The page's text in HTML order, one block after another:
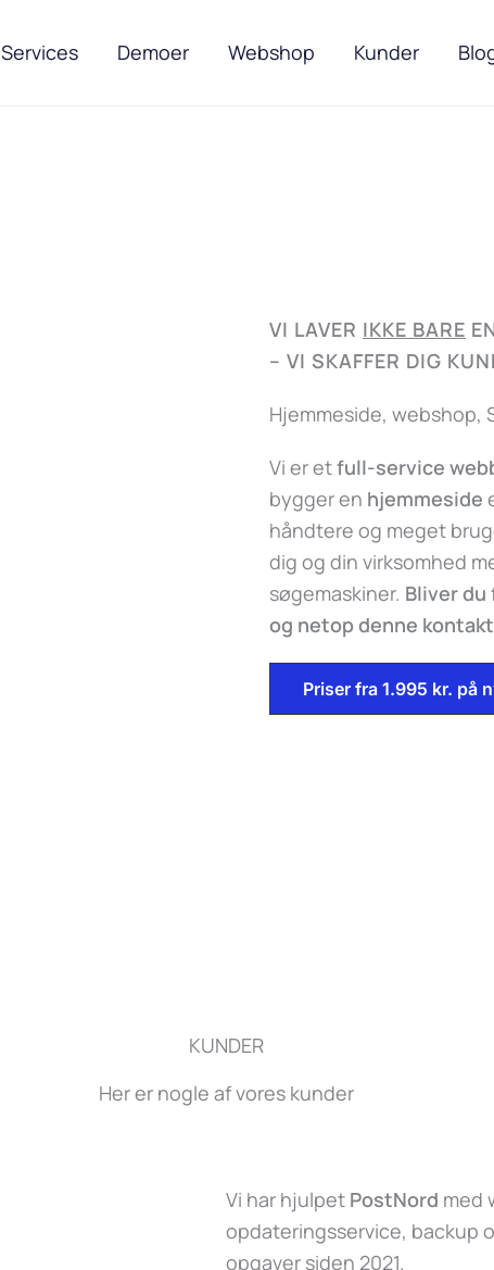
Services Demoer Webshop Kunder
VI LAVER IKKE BARE
– VI SKAFFER DIG
Hjemmeside, webshop,
Vi er etfull-service
bygger en hjemmeside
håndtere og meget
dig og din virksomhed
søgemaskiner. Bliver du
og netop denne
Priser fra 1.995 kr. på
KUNDER
Her er nogle af vores kunder
Vi har hjulpet PostNord med
opdateringsservice, backup
opgaver siden 2021.